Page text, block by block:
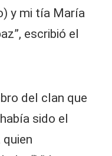
y mi tía María
escribió el
del clan que
sido el
quien